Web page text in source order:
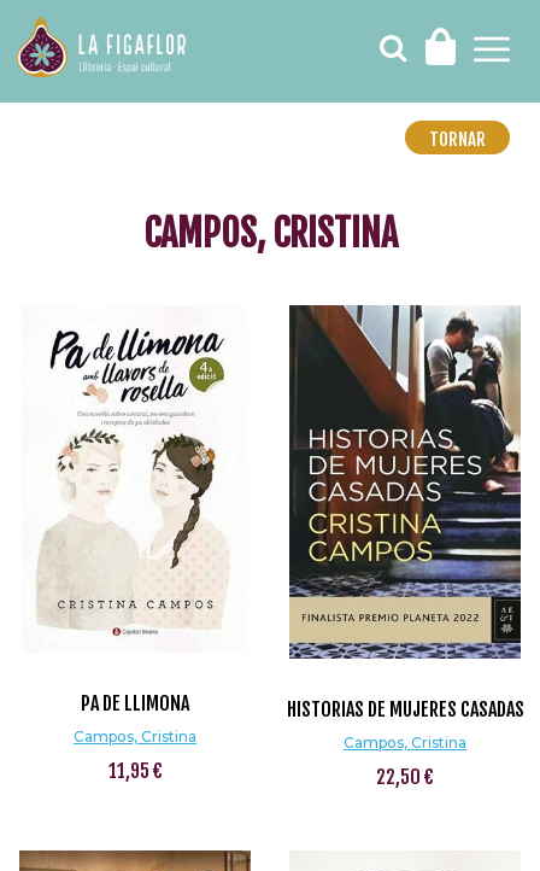
TORNAR
CAMPOS, CRISTINA
PA DE LLIMONA
Campos, Cristina
11,95 €
HISTORIAS DE MUJERES CASADAS
Campos, Cristina
22,50 €